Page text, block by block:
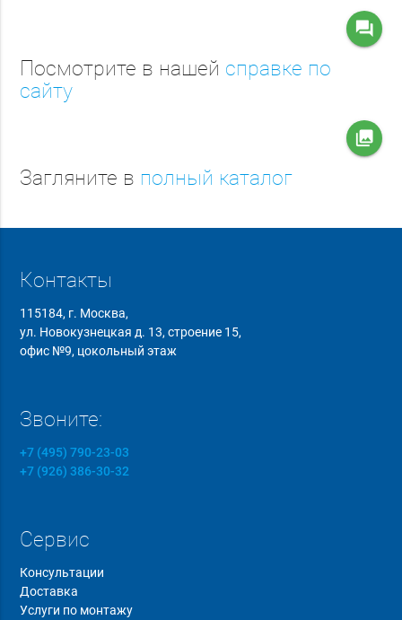
question_answer
Посмотрите в нашей справке по
сайту
collections
Загляните в полный каталог
Контакты
115184, г. Москва,
ул. Новокузнецкая д. 13, строение 15,
офис №9, цокольный этаж
Звоните:
+7 (495) 790-23-03
+7 (926) 386-30-32
Сервис
Консультации
Доставка
Услуги по монтажу